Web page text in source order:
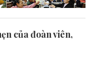
của đoàn viên,